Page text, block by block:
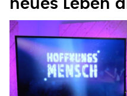
neues Leben